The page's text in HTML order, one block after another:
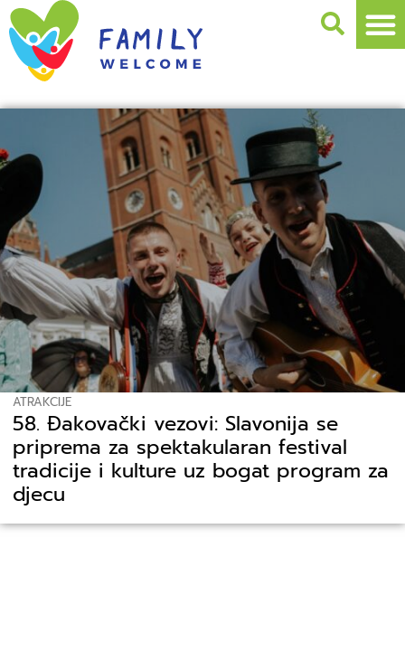
ATRAKCIJE
58. Đakovački vezovi: Slavonija se
priprema za spektakularan festival
tradicije i kulture uz bogat program za
djecu